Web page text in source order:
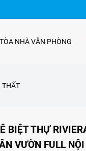
TÒA NHÀ VĂN PHÒNG
THẤT
BIỆT THỰ
VƯỜN FULL